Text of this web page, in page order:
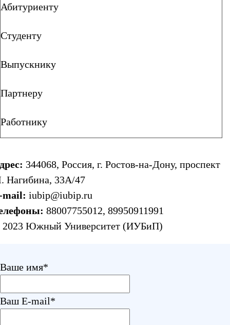
Абитуриенту
Студенту
Выпускнику
Партнеру
Работнику
344068, Россия, г. Ростов-на-Дону, проспект
Нагибина, 33А/47
mail: iubip@iubip.ru
88007755012, 89950911991
Южный Университет (ИУБиП)
Ваше имя*
Ваш E-mail*